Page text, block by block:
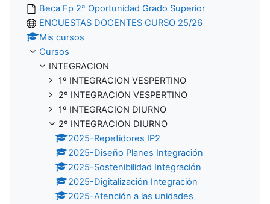
Beca Fp 2ª Oportunidad Grado Superior
ENCUESTAS DOCENTES CURSO 25/26
Mis cursos
Cursos
INTEGRACION
1º INTEGRACION VESPERTINO
2º INTEGRACION VESPERTINO
1º INTEGRACION DIURNO
2º INTEGRACION DIURNO
2025-Repetidores IP2
2025-Diseño Planes Integración
2025-Sostenibilidad Integración
2025-Digitalización Integración
2025-Atención a las unidades